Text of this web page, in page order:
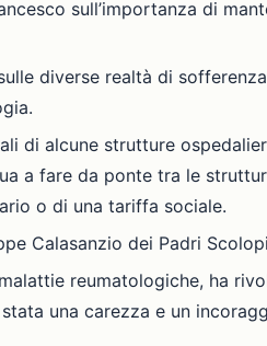
sull’importanza di
diverse realtà di
di alcune strutture
a fare da ponte tra le
o di una tariffa sociale.
Calasanzio dei Padri
reumatologiche, ha
una carezza e un